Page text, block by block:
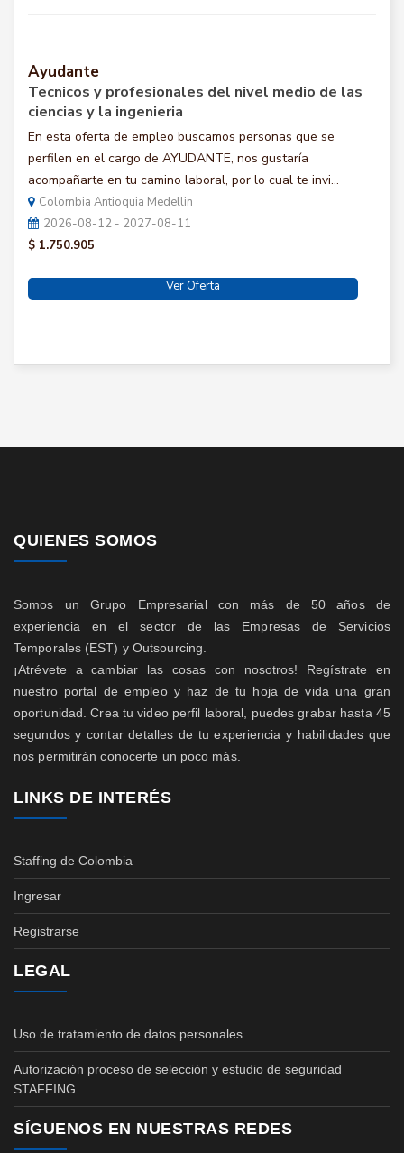
Ayudante
Tecnicos y profesionales del nivel medio de las
ciencias y la ingenieria
En esta oferta de empleo buscamos personas que se
perfilen en el cargo de AYUDANTE, nos gustaría
acompañarte en tu camino laboral, por lo cual te invi...
Colombia Antioquia Medellin
2026-08-12 - 2027-08-11
$ 1.750.905
Ver Oferta
QUIENES SOMOS
Somos un Grupo Empresarial con más de 50 años de
experiencia en el sector de las Empresas de Servicios
Temporales (EST) y Outsourcing.
¡Atrévete a cambiar las cosas con nosotros! Regístrate en
nuestro portal de empleo y haz de tu hoja de vida una gran
oportunidad. Crea tu video perfil laboral, puedes grabar hasta 45
segundos y contar detalles de tu experiencia y habilidades que
nos permitirán conocerte un poco más.
LINKS DE INTERÉS
Staffing de Colombia
Ingresar
Registrarse
LEGAL
Uso de tratamiento de datos personales
Autorización proceso de selección y estudio de seguridad
STAFFING
SÍGUENOS EN NUESTRAS REDES